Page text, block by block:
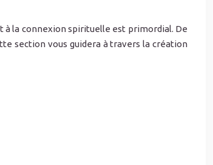
la connexion spirituelle est primordial. De
section vous guidera à travers la création